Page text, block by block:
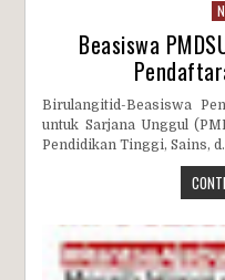
Beasiswa
Birulangitid-Beasiswa
untuk Sarjana Unggul
Pendidikan Tinggi, Sains,